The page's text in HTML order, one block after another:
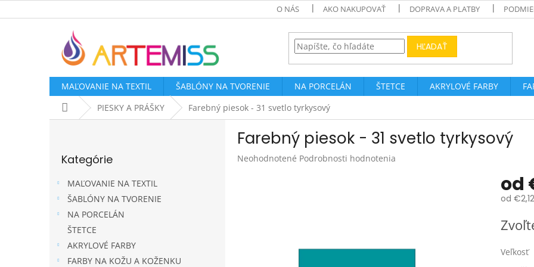
na
O NÁS AKO NAKUPOVAŤ DOPRAVA A PLATBY
HĽADAŤ
MAĽOVANIE NA TEXTIL ŠABLÓNY NA TVORENIE NA PORCELÁN ŠTETCE AKRYLOVÉ FARBY
DomovPIESKY A PRÁŠKY Farebný piesok - 31 svetlo tyrkysový
kategórie
Kategórie
MAĽOVANIE NA TEXTIL
ŠABLÓNY NA TVORENIE
NA PORCELÁN
ŠTETCE
AKRYLOVÉ FARBY
FARBY NA KOŽU A KOŽENKU
Farebný piesok - 31 svetlo tyrkysový
Priemerné
Neohodnotené Podrobnosti hodnotenia
od
od €2,12
cena:
Veľkosť